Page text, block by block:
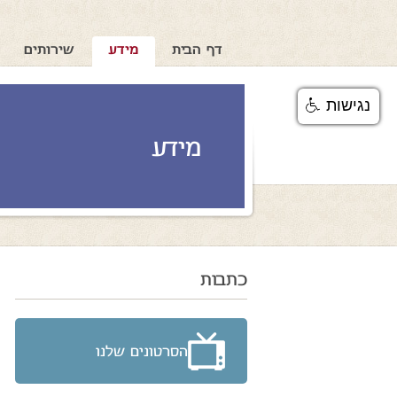
דף הבית מידע שירותים
מידע
כתבות
הסרטונים שלנו
נגישות